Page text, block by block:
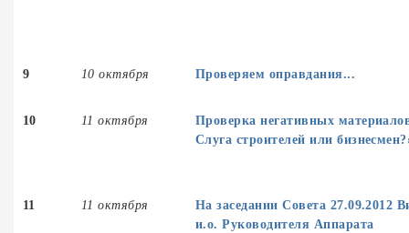
9 10 октября Проверяем оправдания...
10 11 октября
Проверка негативных
Слуга строителей или
11 11 октября
На заседании Совета 27.09.2012
и.о. Руководителя Аппарата